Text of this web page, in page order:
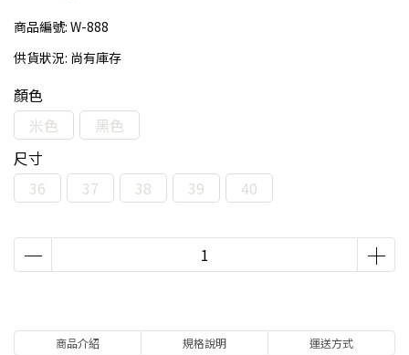
商品編號: W-888
供貨狀況: 尚有庫存
顏色
米色
黑色
尺寸
36
37 38 39 40
商品介紹 規格說明 運送方式